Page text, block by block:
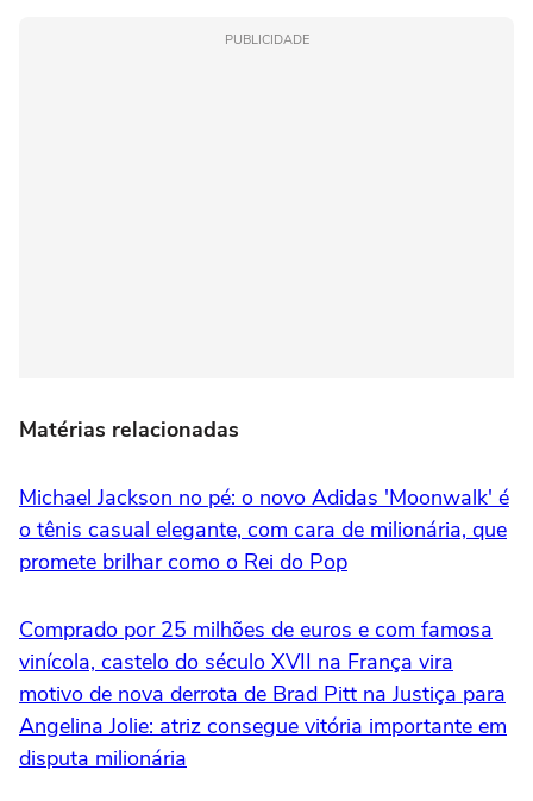
PUBLICIDADE
Matérias relacionadas
Michael Jackson no pé: o novo Adidas 'Moonwalk' é
o tênis casual elegante, com cara de milionária, que
promete brilhar como o Rei do Pop
Comprado por 25 milhões de euros e com famosa
vinícola, castelo do século XVII na França vira
motivo de nova derrota de Brad Pitt na Justiça para
Angelina Jolie: atriz consegue vitória importante em
disputa milionária